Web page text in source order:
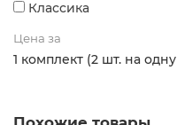
Классика
Цена за
1 комплект (2 шт. на